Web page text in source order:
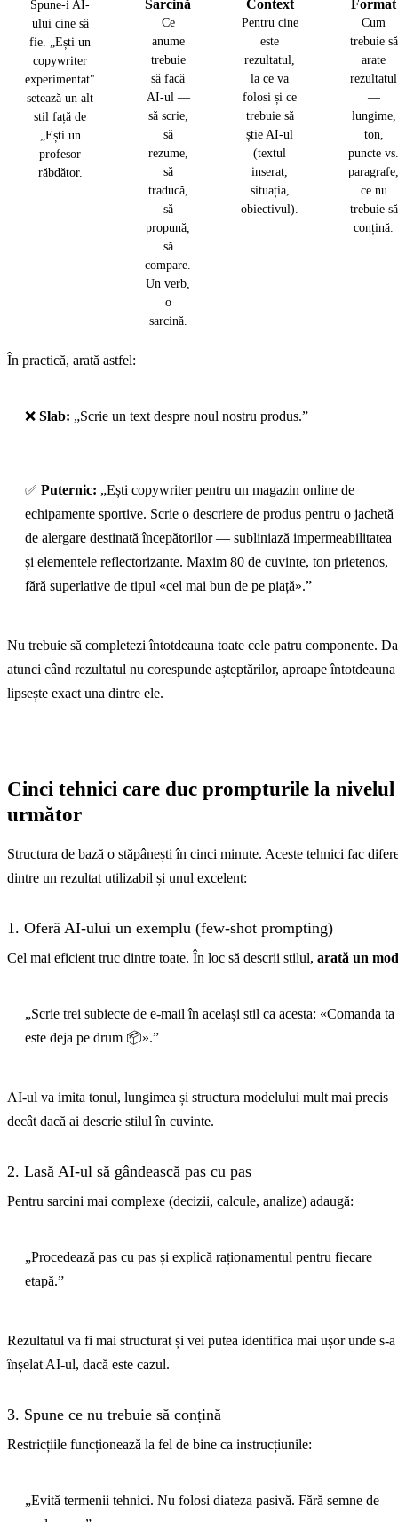
Spune-i AI-
ului cine să
fie. „Ești un
copywriter
experimentat"
setează un alt
stil față de
„Ești un
profesor
răbdător.
Sarcină
Ce
anume
trebuie
să facă
AI-ul —
să scrie,
să
rezume,
să
traducă,
să
propună,
să
compare.
Un verb,
o
sarcină.
Context
Pentru cine
este
rezultatul,
la ce va
folosi și ce
trebuie să
știe AI-ul
(textul
inserat,
situația,
obiectivul).
Format
Cum
trebuie să
arate
rezultatul
—
lungime,
ton,
puncte vs.
paragrafe,
ce nu
trebuie să
conțină.
În practică, arată astfel:
❌ Slab: „Scrie un text despre noul nostru produs.”
✅ Puternic: „Ești copywriter pentru un magazin online de
echipamente sportive. Scrie o descriere de produs pentru o jachetă
de alergare destinată începătorilor — subliniază impermeabilitatea
și elementele reflectorizante. Maxim 80 de cuvinte, ton prietenos,
fără superlative de tipul «cel mai bun de pe piață».”
Nu trebuie să completezi întotdeauna toate cele patru componente.
atunci când rezultatul nu corespunde așteptărilor, aproape întotdeauna
lipsește exact una dintre ele.
Cinci tehnici care duc prompturile la nivelul
următor
Structura de bază o stăpânești în cinci minute. Aceste tehnici fac
dintre un rezultat utilizabil și unul excelent:
1. Oferă AI-ului un exemplu (few-shot prompting)
Cel mai eficient truc dintre toate. În loc să descrii stilul, arată un
„Scrie trei subiecte de e-mail în același stil ca acesta: «Comanda ta
este deja pe drum 📦».”
AI-ul va imita tonul, lungimea și structura modelului mult mai precis
decât dacă ai descrie stilul în cuvinte.
2. Lasă AI-ul să gândească pas cu pas
Pentru sarcini mai complexe (decizii, calcule, analize) adaugă:
„Procedează pas cu pas și explică raționamentul pentru fiecare
etapă.”
Rezultatul va fi mai structurat și vei putea identifica mai ușor unde s-a
înșelat AI-ul, dacă este cazul.
3. Spune ce nu trebuie să conțină
Restricțiile funcționează la fel de bine ca instrucțiunile:
„Evită termenii tehnici. Nu folosi diateza pasivă. Fără semne de